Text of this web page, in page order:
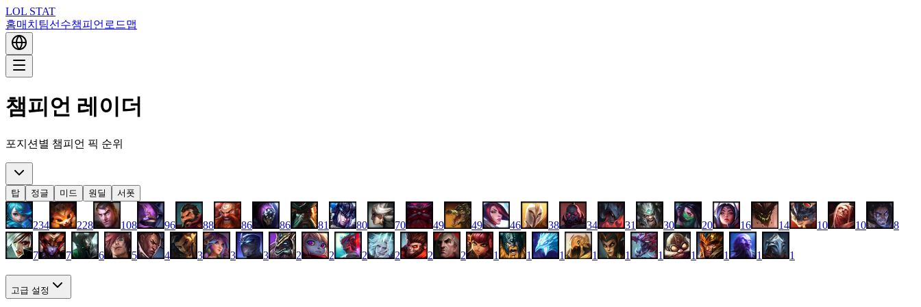
LOL STAT
홈매치 팀선수챔피언 로드맵
챔피언 레이더
포지션별 챔피언 픽 순위
탑 정글 미드 원딜 서폿
234 228 108 96 88 86 86 81 80 70 49 49 46 38 34 31 30 20 16 14 10 10 8
7 7 6 5 4 3 3 3 2 2 2 2 2 2 1 1 1 1 1 1 1 1 1 1
고급 설정